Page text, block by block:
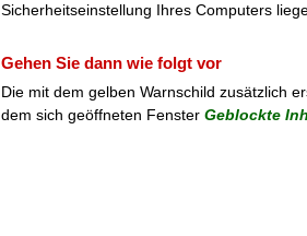
Sicherheitseinstellung Ihres Computers
Gehen Sie dann wie folgt vor
Die mit dem gelben Warnschild zusätzlich
dem sich geöffneten Fenster Geblockte